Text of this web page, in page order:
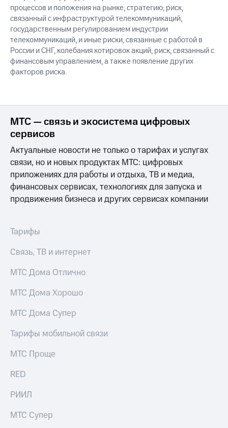
процессов и положения на рынке, стратегию; риск,
связанный с инфраструктурой телекоммуникаций,
государственным регулированием индустрии
телекоммуникаций, и иные риски, связанные с работой в
России и СНГ, колебания котировок акций; риск, связанный с
финансовым управлением, а также появление других
факторов риска.
МТС — связь и экосистема цифровых
сервисов
Актуальные новости не только о тарифах и услугах
связи, но и новых продуктах МТС: цифровых
приложениях для работы и отдыха, ТВ и медиа,
финансовых сервисах, технологиях для запуска и
продвижения бизнеса и других сервисах компании
Тарифы
Связь, ТВ и интернет
МТС Дома Отлично
МТС Дома Хорошо
МТС Дома Супер
Тарифы мобильной связи
МТС Проще
RED
РИИЛ
МТС Супер